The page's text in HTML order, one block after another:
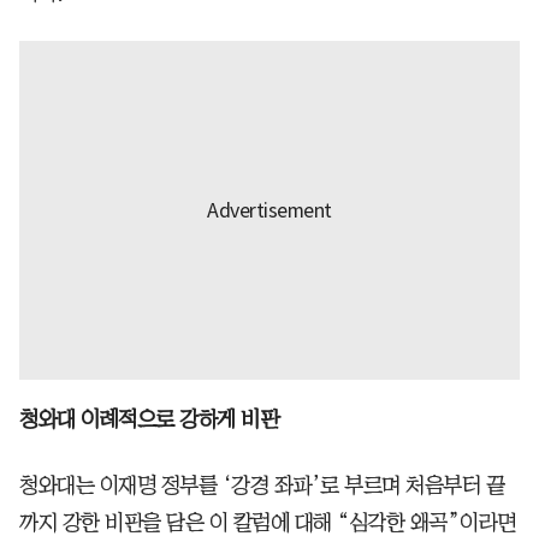
청와대 이례적으로 강하게 비판
청와대는 이재명 정부를 ‘강경 좌파’로 부르며 처음부터 끝
까지 강한 비판을 담은 이 칼럼에 대해 “심각한 왜곡”이라면